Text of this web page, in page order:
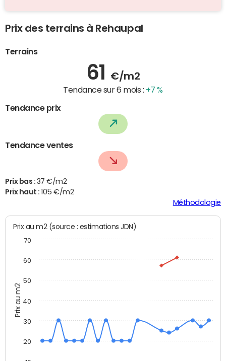
Prix des terrains à Rehaupal
Terrains
61 €/m2
Tendance sur 6 mois : +7 %
Tendance prix
Tendance ventes
Prix bas : 37 €/m2
Prix haut : 105 €/m2
Méthodologie
Prix au m2
Prix au m2 (source : estimations JDN)
20
30
40
50
60
70